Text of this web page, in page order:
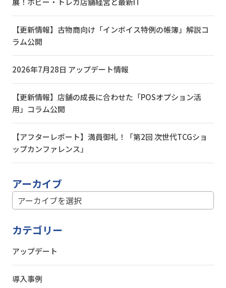
【更新情報】古物商向け「インボイス特例の帳簿」解説コ
ラム公開
2026年7月28日 アップデート情報
【更新情報】店舗の成長に合わせた「POSオプション活
用」コラム公開
【アフターレポート】満員御礼！「第2回 次世代TCGショ
ップカンファレンス」
アーカイブ
カテゴリー
アップデート
導入事例